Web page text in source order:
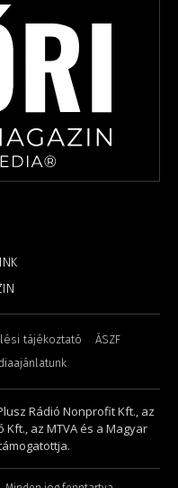
tájékoztató
ÁSZF
Rádió Nonprofit Kft., az
Kft., az MTVA és a Magyar